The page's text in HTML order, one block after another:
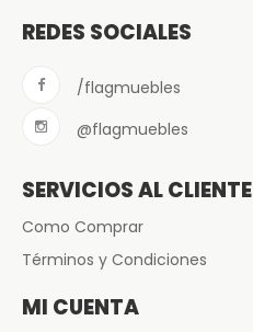
REDES SOCIALES
/flagmuebles
@flagmuebles
SERVICIOS AL CLIENTE
Como Comprar
Términos y Condiciones
MI CUENTA